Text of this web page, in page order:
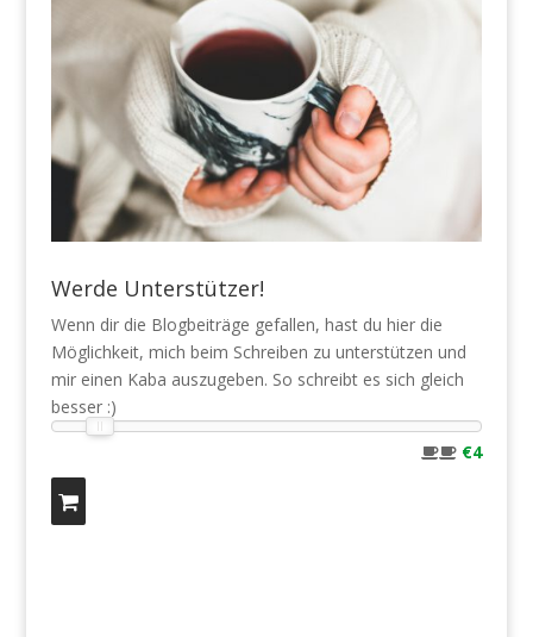
Werde Unterstützer!
Wenn dir die Blogbeiträge gefallen, hast du hier die
Möglichkeit, mich beim Schreiben zu unterstützen und
mir einen Kaba auszugeben. So schreibt es sich gleich
besser :)
€4